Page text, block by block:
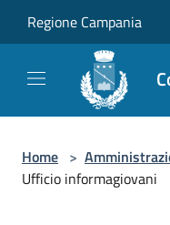
Regione Campania
Home >
Ufficio informagiovani